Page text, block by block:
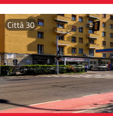
Città 30